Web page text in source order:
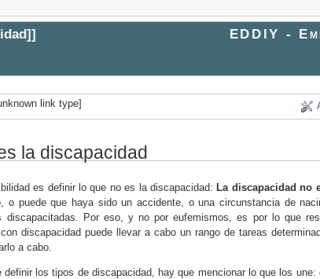
]] EDDIY -
link type]
la discapacidad
es definir lo que no es la discapacidad:La discapacidad no
o puede que haya sido un accidente, o una circunstancia de
discapacitadas. Por eso, y no por eufemismos, es por lo que
discapacidad puede llevar a cabo un rango de tareas
a cabo.
definir los tipos de discapacidad, hay que mencionar lo que los une: